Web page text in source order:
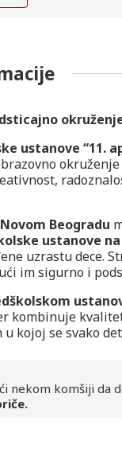
ustanove “11.
Beogradu
ustanove
uzrastu dece.
im sigurno i
kombinuje
kojoj se svako
nekom komšiji da